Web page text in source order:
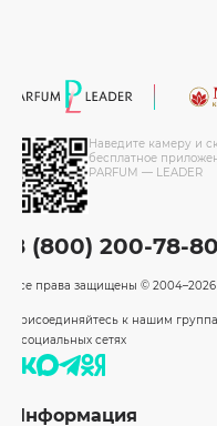
Наведите камеру и
бесплатное
PARFUM — LEADER
8 (800) 200-78-80
Все права защищены ©
Присоединяйтесь к нашим
в социальных сетях
Информация